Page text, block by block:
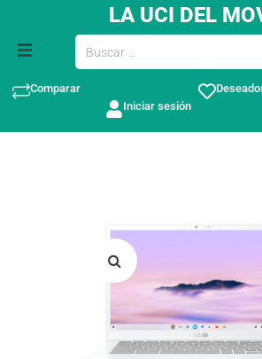
LA UCI DEL
Comparar
Iniciar sesión